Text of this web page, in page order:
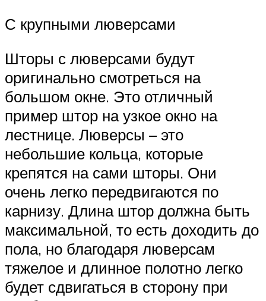
С крупными люверсами
Шторы с люверсами будут
оригинально смотреться на
большом окне. Это отличный
пример штор на узкое окно на
лестнице. Люверсы – это
небольшие кольца, которые
крепятся на сами шторы. Они
очень легко передвигаются по
карнизу. Длина штор должна быть
максимальной, то есть доходить до
пола, но благодаря люверсам
тяжелое и длинное полотно легко
будет сдвигаться в сторону при